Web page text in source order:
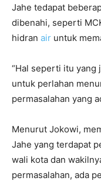
Jahe tedapat
dibenahi, seperti
hidran air untuk
“Hal seperti itu yang
untuk perlahan
permasalahan yang
Menurut Jokowi,
Jahe yang terdapat
wali kota dan
permasalahan, ada